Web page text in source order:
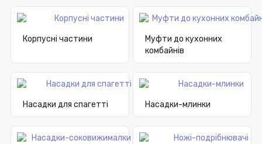
Корпусні частини
Муфти до кухонних
комбайнів
Насадки для спагетті Насадки-млинки